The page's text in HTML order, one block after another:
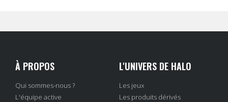
À PROPOS
Qui sommes-nous ?
L'équipe active
L'UNIVERS DE HALO
Les jeux
Les produits dérivés